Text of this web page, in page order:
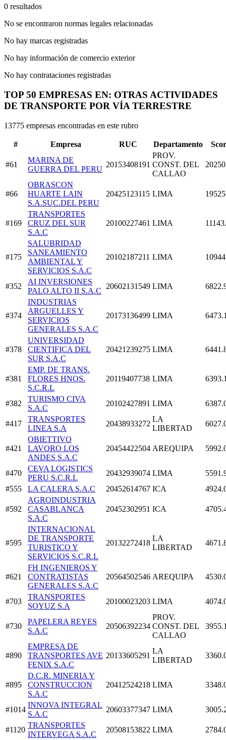
0 resultados
No se encontraron normas legales relacionadas
No hay marcas registradas
No hay información de comercio exterior
No hay contrataciones registradas
TOP 50 EMPRESAS EN: OTRAS ACTIVIDADES
DE TRANSPORTE POR VÍA TERRESTRE
13775 empresas encontradas en este rubro
# Empresa RUC Departamento
#61
MARINA DE
GUERRA DEL PERU
20153408191
PROV.
CONST. DEL
CALLAO
#66
OBRASCON
HUARTE LAIN
S.A.SUC.DEL PERU
20425123115 LIMA
#169
TRANSPORTES
CRUZ DEL SUR
S.A.C
20100227461 LIMA
#175
SALUBRIDAD
SANEAMIENTO
AMBIENTAL Y
SERVICIOS S.A.C
20102187211 LIMA
#352
AI INVERSIONES
PALO ALTO II S.A.C
20602131549 LIMA
#374
INDUSTRIAS
ARGUELLES Y
SERVICIOS
GENERALES S.A.C
20173136499 LIMA
#378
UNIVERSIDAD
CIENTIFICA DEL
SUR S.A.C
20421239275 LIMA
#381
EMP. DE TRANS.
FLORES HNOS.
S.C.R.L
20119407738 LIMA
#382
TURISMO CIVA
S.A.C
20102427891 LIMA
#417
TRANSPORTES
LINEA S.A
20438933272
LA
LIBERTAD
#421
OBIETTIVO
LAVORO LOS
ANDES S.A.C
20454422504 AREQUIPA
#470
CEVA LOGISTICS
PERU S.C.R.L
20432939074 LIMA
#555
LA CALERA S.A.C 20452614767 ICA
#592
AGROINDUSTRIA
CASABLANCA
S.A.C
20452302951 ICA
#595
INTERNACIONAL
DE TRANSPORTE
TURISTICO Y
SERVICIOS S.C.R.L
20132272418
LA
LIBERTAD
#621
FH INGENIEROS Y
CONTRATISTAS
GENERALES S.A.C
20564502546 AREQUIPA
#703
TRANSPORTES
SOYUZ S.A
20100023203 LIMA
#730
PAPELERA REYES
S.A.C
20506392234
PROV.
CONST. DEL
CALLAO
#890
EMPRESA DE
TRANSPORTES AVE
FENIX S.A.C
20133605291
LA
LIBERTAD
#895
D.C.R. MINERIA Y
CONSTRUCCION
S.A.C
20412524218 LIMA
#1014
INNOVA INTEGRAL
S.A.C
20603377347 LIMA
#1120
TRANSPORTES
INTERVEGA S.A.C
20508153822 LIMA